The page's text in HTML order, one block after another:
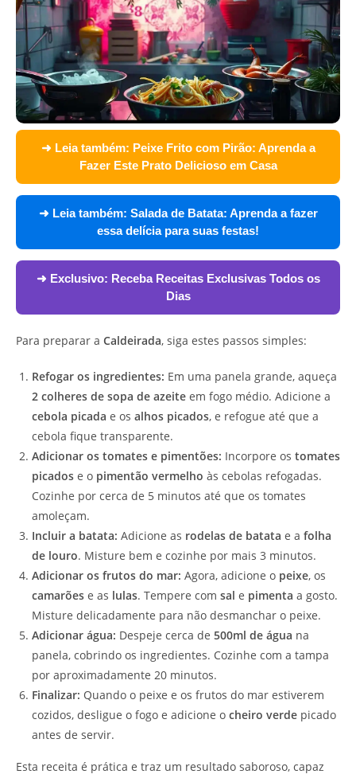
➜ Leia também: Peixe Frito com Pirão: Aprenda a
Fazer Este Prato Delicioso em Casa
➜ Leia também: Salada de Batata: Aprenda a fazer
essa delícia para suas festas!
➜ Exclusivo: Receba Receitas Exclusivas Todos os
Dias
Para preparar a Caldeirada, siga estes passos simples:
Refogar os ingredientes: Em uma panela grande, aqueça
2 colheres de sopa de azeite em fogo médio. Adicione a
cebola picada e os alhos picados, e refogue até que a
cebola fique transparente.
Adicionar os tomates e pimentões: Incorpore os tomates
picados e o pimentão vermelho às cebolas refogadas.
Cozinhe por cerca de 5 minutos até que os tomates
amoleçam.
Incluir a batata: Adicione as rodelas de batata e a folha
de louro. Misture bem e cozinhe por mais 3 minutos.
Adicionar os frutos do mar: Agora, adicione o peixe, os
camarões e as lulas. Tempere com sal e pimenta a gosto.
Misture delicadamente para não desmanchar o peixe.
Adicionar água: Despeje cerca de 500ml de água na
panela, cobrindo os ingredientes. Cozinhe com a tampa
por aproximadamente 20 minutos.
Finalizar: Quando o peixe e os frutos do mar estiverem
cozidos, desligue o fogo e adicione o cheiro verde picado
antes de servir.
Esta receita é prática e traz um resultado saboroso, capaz